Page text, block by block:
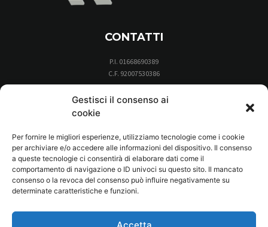
Gestisci il consenso ai
cookie
Per fornire le migliori esperienze, utilizziamo tecnologie come i cookie
per archiviare e/o accedere alle informazioni del dispositivo. Il consenso
a queste tecnologie ci consentirà di elaborare dati come il
comportamento di navigazione o ID univoci su questo sito. Il mancato
consenso o la revoca del consenso può influire negativamente su
determinate caratteristiche e funzioni.
Accetta
CONTATTI
P.I. 01668690389
C.F. 92007530386
PRIVACY
Privacy Policy–